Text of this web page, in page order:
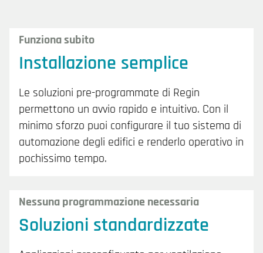
Funziona subito
Installazione semplice
Le soluzioni pre-programmate di Regin
permettono un avvio rapido e intuitivo. Con il
minimo sforzo puoi configurare il tuo sistema di
automazione degli edifici e renderlo operativo in
pochissimo tempo.
Nessuna programmazione necessaria
Soluzioni standardizzate